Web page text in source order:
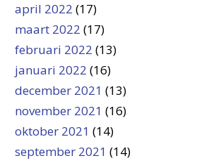
april 2022 (17)
maart 2022 (17)
februari 2022 (13)
januari 2022 (16)
december 2021 (13)
november 2021 (16)
oktober 2021 (14)
september 2021 (14)